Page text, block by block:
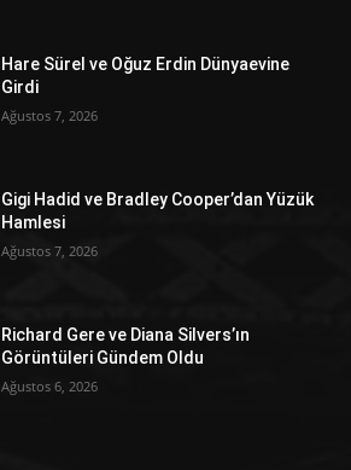
Hare Sürel ve Oğuz Erdin Dünyaevine
Girdi
Ağustos 7, 2026
Gigi Hadid ve Bradley Cooper’dan Yüzük
Hamlesi
Ağustos 7, 2026
Richard Gere ve Diana Silvers’ın
Görüntüleri Gündem Oldu
Ağustos 6, 2026